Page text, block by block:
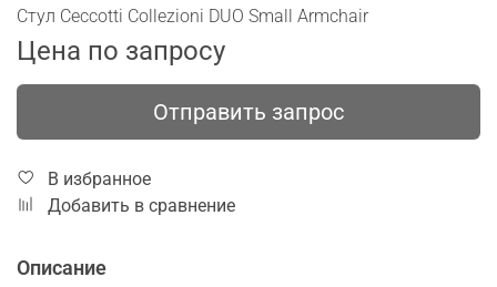
Стул Ceccotti Collezioni DUO Small Armchair
Цена по запросу
Отправить запрос
В избранное
Добавить в сравнение
Описание